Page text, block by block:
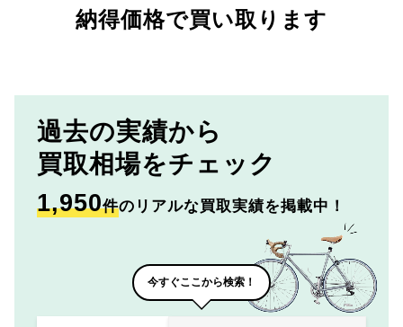
納得価格で買い取ります
過去の実績から
買取相場をチェック
1,950件のリアルな買取実績を掲載中！
今すぐここから検索！